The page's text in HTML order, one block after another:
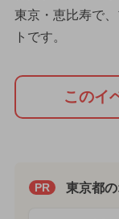
東京・恵比寿で
トです。
このイ
PR 東京都